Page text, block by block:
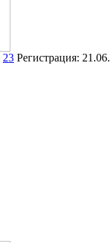
23 Регистрация: